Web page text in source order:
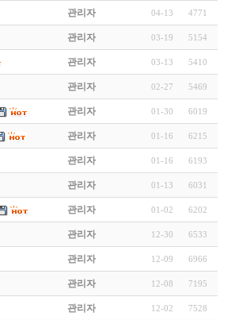
관리자 04-13 4771
관리자 03-19 5154
관리자 03-13 5410
관리자 02-27 5469
관리자 01-30 6019
관리자 01-16 6215
관리자 01-16 6193
관리자 01-13 6031
관리자 01-02 6202
관리자 12-30 6533
관리자 12-09 6966
관리자 12-08 7195
관리자 12-02 7528